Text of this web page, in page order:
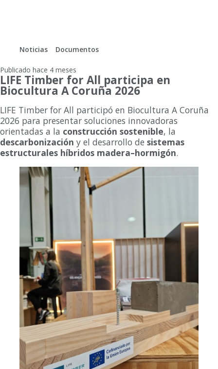
Noticias Documentos
Publicado hace 4 meses
LIFE Timber for All participa en
Biocultura A Coruña 2026
LIFE Timber for All participó en Biocultura A Coruña
2026 para presentar soluciones innovadoras
orientadas a la construcción sostenible, la
descarbonización y el desarrollo de sistemas
estructurales híbridos madera–hormigón.